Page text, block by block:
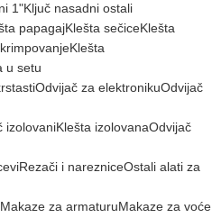
1"Ključ nasadni ostali
papagajKlešta sečiceKlešta
Klešta
u setu
Odvijač za elektronikuOdvijač
izolovaniKlešta izolovanaOdvijač
Rezači i narezniceOstali alati za
Makaze za armaturuMakaze za voće